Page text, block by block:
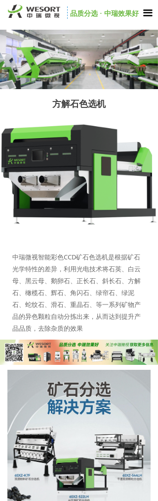
品质分选 · 中瑞效果好 끀
方解石色选机
中瑞微视智能彩色CCD矿石色选机是根据矿石
光学特性的差异，利用光电技术将石英、白云
母、黑云母、鹅卵石、正长石、斜长石、方解
石、橄榄石、辉石、角闪石、绿帘石、绿泥
石、蛇纹石、滑石、重晶石、等一系列矿物产
品的异色颗粒自动分拣出来，从而达到提升产
品品质，去除杂质的效果